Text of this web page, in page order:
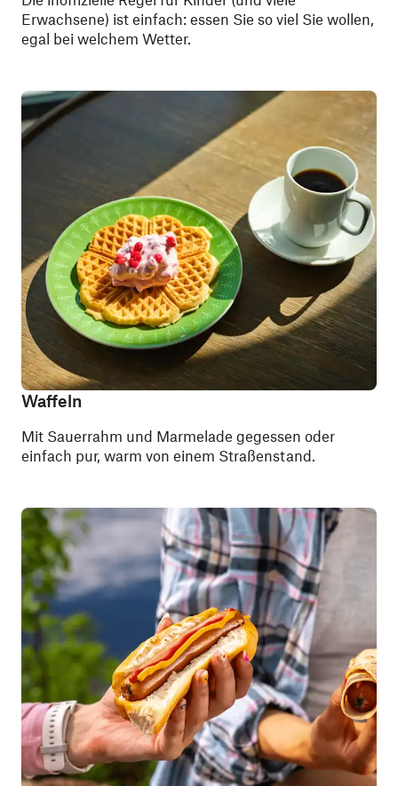
Erwachsene) ist einfach: essen Sie so viel Sie wollen,
egal bei welchem Wetter.
Waffeln
Mit Sauerrahm und Marmelade gegessen oder
einfach pur, warm von einem Straßenstand.